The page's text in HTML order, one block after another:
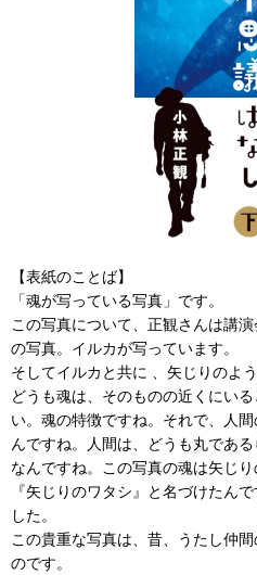
【表紙のことば】
「魂が写っている写真」です。
この写真について、正観さんは講
の写真。イルカが写っています。
そしてイルカと共に 、矢じりのよ
どうも魂は、そのものの近くにい
い。魂の特徴ですね。それで、人
んですね。人間は、どうも丸であ
なんですね。この写真の魂は矢じ
『矢じりのワタシ』と名づけたん
した。
この貴重な写真は、昔、うたし仲
のです。